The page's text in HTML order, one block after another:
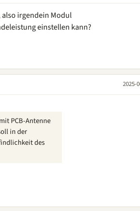
also irgendein Modul
einstellen kann?
2025-
PCB-Antenne
in der
des